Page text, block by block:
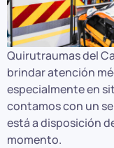
Quirutraumas del
brindar atención
especialmente en
contamos con un
está a disposición
momento.